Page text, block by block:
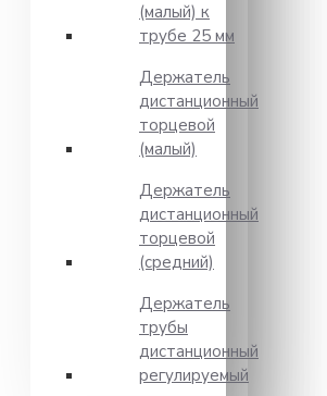
(малый) к
трубе 25 мм
Держатель
дистанционный
торцевой
(малый)
Держатель
дистанционный
торцевой
(средний)
Держатель
трубы
дистанционный
регулируемый